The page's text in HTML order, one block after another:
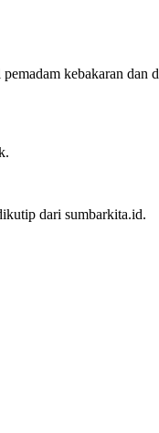
kebakaran dan
dari sumbarkita.id.